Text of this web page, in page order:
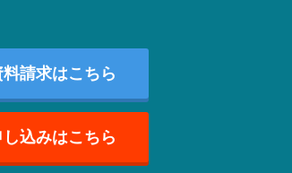
請求はこちら
込みはこちら